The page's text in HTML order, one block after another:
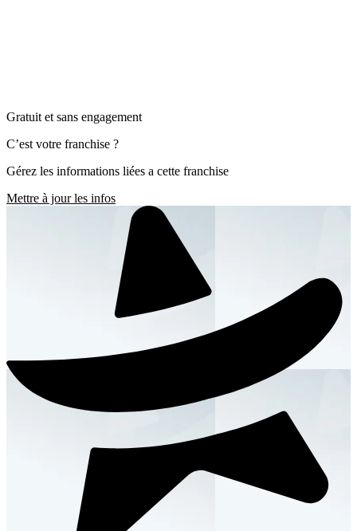
Gratuit et sans engagement
C’est votre franchise ?
Gérez les informations liées a cette franchise
Mettre à jour les infos